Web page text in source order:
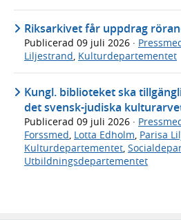
Riksarkivet får uppdrag
Publicerad 09 juli 2026 ·
Liljestrand, Kulturdepartementet
Kungl. biblioteket ska
det svensk-judiska
Publicerad 09 juli 2026 ·
Forssmed Lotta Edholm Parisa
Kulturdepartementet
Utbildningsdepartementet